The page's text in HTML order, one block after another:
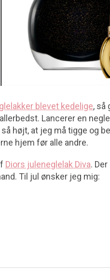
blevet kedelige, så
Lancerer en
højt, at jeg må tigge og
hjem før alle andre.
Diors juleneglelak Diva.
Til jul ønsker jeg mig: